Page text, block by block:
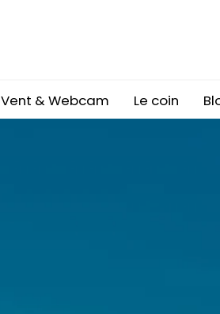
Vent & Webcam Le coin